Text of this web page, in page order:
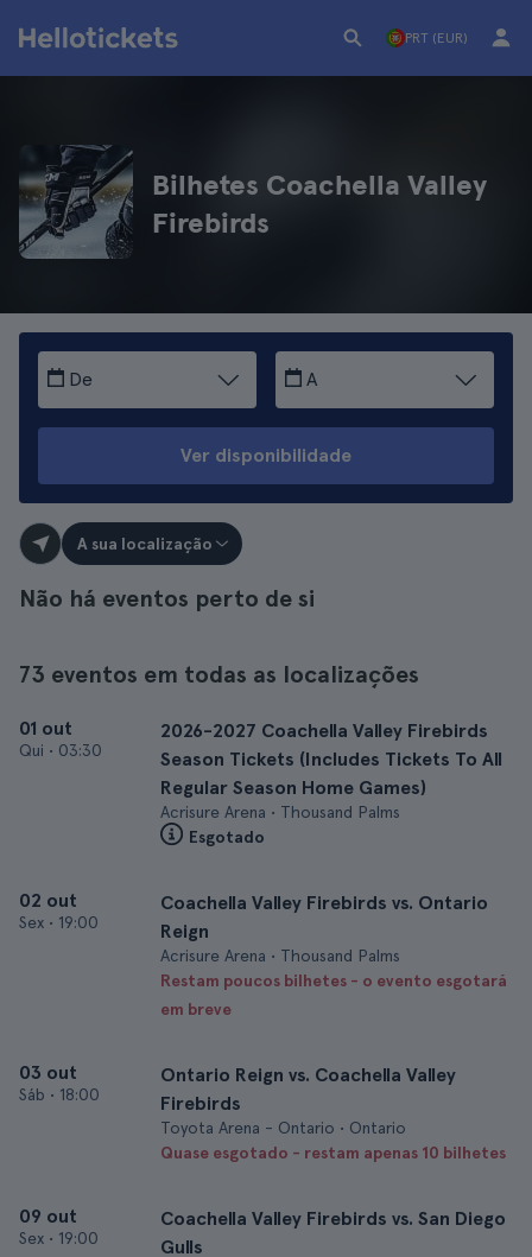
PRT (EUR)
Bilhetes Coachella Valley
Firebirds
De A
Ver disponibilidade
A sua localização
Não há eventos perto de si
73 eventos em todas as localizações
01 out
Qui • 03:30
2026-2027 Coachella Valley Firebirds
Season Tickets (Includes Tickets To All
Regular Season Home Games)
Acrisure Arena • Thousand Palms
Esgotado
02 out
Sex • 19:00
Coachella Valley Firebirds vs. Ontario
Reign
Acrisure Arena • Thousand Palms
Restam poucos bilhetes - o evento esgotará
em breve
03 out
Sáb • 18:00
Ontario Reign vs. Coachella Valley
Firebirds
Toyota Arena - Ontario • Ontario
Quase esgotado - restam apenas 10 bilhetes
09 out
Sex • 19:00
Coachella Valley Firebirds vs. San Diego
Gulls